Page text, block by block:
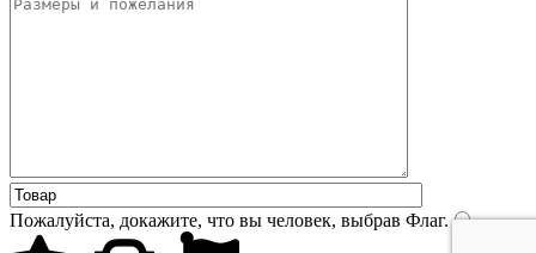
Пожалуйста, докажите, что вы человек, выбрав Флаг.